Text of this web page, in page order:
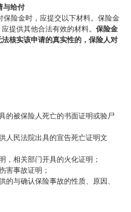
与给付
险金时，应提交以下材料。保险金
提供其他合法有效的材料。 保险金
核实该申请的真实性的，保险人对
的被保险人死亡的书面证明或验尸
人民法院出具的宣告死亡证明文
，相关部门开具的火化证明；
害事故证明；
与确认保险事故的性质、原因、